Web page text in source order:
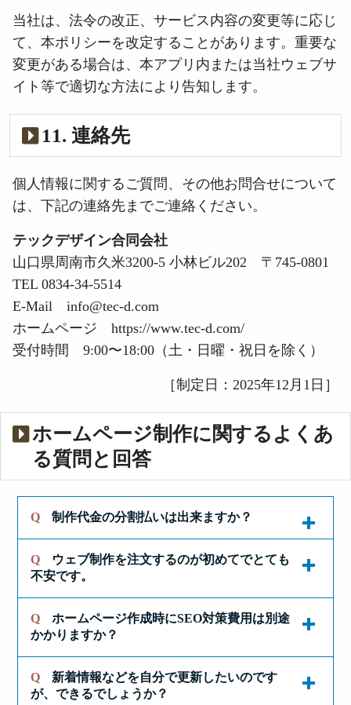
当社は、法令の改正、サービス内容の変更等に応じ
て、本ポリシーを改定することがあります。重要な
変更がある場合は、本アプリ内または当社ウェブサ
イト等で適切な方法により告知します。
11. 連絡先
個人情報に関するご質問、その他お問合せについて
は、下記の連絡先までご連絡ください。
テックデザイン合同会社
山口県周南市久米3200-5 小林ビル202 〒745-0801
TEL 0834-34-5514
E-Mail info@tec-d.com
ホームページ https://www.tec-d.com/
受付時間 9:00〜18:00（土・日曜・祝日を除く）
［制定日：2025年12月1日］
ホームページ制作に関するよくあ
る質問と回答
Q 制作代金の分割払いは出来ますか？
個人事業者様のみになりますが、金利０％でご利
用可能なTEC-Dローン払いがご利用いただけま
す。
下記の分割払いシミュレーションで、支払い計画
をご確認いただけますのでどうぞご利用下さい。
https://www.tec-d.com/price/loan/
Q
ウェブ制作を注文するのが初めてでとても
不安です。
ホームページの立ち上げに限らず、新しいことを
始める時って、
不安のせいで、いろいろマイナス面を考えてしま
いがちですよね。
Q
ホームページ作成時にSEO対策費用は別途
かかりますか？
ホームページを事業に活用するには、
Q
新着情報などを自分で更新したいのです
が、できるでしょうか？